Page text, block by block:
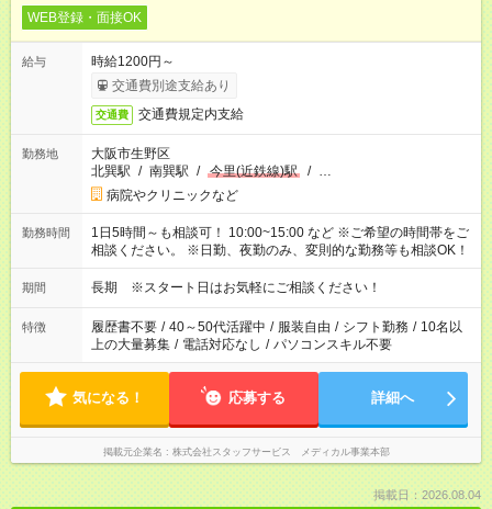
WEB登録・面接OK
給与
時給1200円～
交通費別途支給あり
交通費 交通費規定内支給
勤務地
大阪市生野区
北巽駅 / 南巽駅 / 今里(近鉄線)駅 / …
病院やクリニックなど
勤務時間
1日5時間～も相談可！ 10:00~15:00 など ※ご希望の時間帯をご
相談ください。 ※日勤、夜勤のみ、変則的な勤務等も相談OK！
期間 長期 ※スタート日はお気軽にご相談ください！
特徴 履歴書不要 / 40～50代活躍中 / 服装自由 / シフト勤務 / 10名以
上の大量募集 / 電話対応なし / パソコンスキル不要
気になる！ 応募する 詳細へ
掲載元企業名 株式会社スタッフサービス メディカル事業本部
掲載日：2026.08.04